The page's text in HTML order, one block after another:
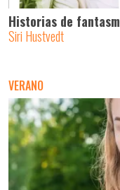
Historias de
Siri Hustvedt
VERANO